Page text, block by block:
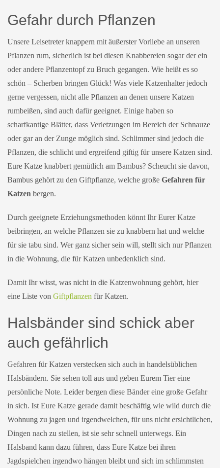
Gefahr durch Pflanzen
Unsere Leisetreter knappern mit äußerster Vorliebe an unseren
Pflanzen rum, sicherlich ist bei diesen Knabbereien sogar der ein
oder andere Pflanzentopf zu Bruch gegangen. Wie heißt es so
schön – Scherben bringen Glück! Was viele Katzenhalter jedoch
gerne vergessen, nicht alle Pflanzen an denen unsere Katzen
rumbeißen, sind auch dafür geeignet. Einige haben so
scharfkantige Blätter, dass Verletzungen im Bereich der Schnauze
oder gar an der Zunge möglich sind. Schlimmer sind jedoch die
Pflanzen, die schlicht und ergreifend giftig für unsere Katzen sind.
Eure Katze knabbert gemütlich am Bambus? Scheucht sie davon,
Bambus gehört zu den Giftpflanze, welche große Gefahren für
Katzen bergen.
Durch geeignete Erziehungsmethoden könnt Ihr Eurer Katze
beibringen, an welche Pflanzen sie zu knabbern hat und welche
für sie tabu sind. Wer ganz sicher sein will, stellt sich nur Pflanzen
in die Wohnung, die für Katzen unbedenklich sind.
Damit Ihr wisst, was nicht in die Katzenwohnung gehört, hier
eine Liste von Giftpflanzen für Katzen.
Halsbänder sind schick aber
auch gefährlich
Gefahren für Katzen verstecken sich auch in handelsüblichen
Halsbändern. Sie sehen toll aus und geben Eurem Tier eine
persönliche Note. Leider bergen diese Bänder eine große Gefahr
in sich. Ist Eure Katze gerade damit beschäftig wie wild durch die
Wohnung zu jagen und irgendwelchen, für uns nicht ersichtlichen,
Dingen nach zu stellen, ist sie sehr schnell unterwegs. Ein
Halsband kann dazu führen, dass Eure Katze bei ihren
Jagdspielchen irgendwo hängen bleibt und sich im schlimmsten